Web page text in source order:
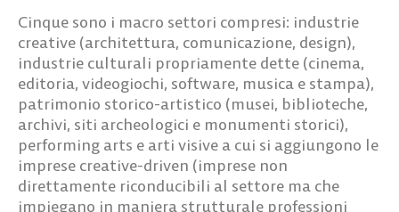
Cinque sono i macro settori compresi: industrie
creative (architettura, comunicazione, design),
industrie culturali propriamente dette (cinema,
editoria, videogiochi, software, musica e stampa),
patrimonio storico-artistico (musei, biblioteche,
archivi, siti archeologici e monumenti storici),
performing arts e arti visive a cui si aggiungono le
imprese creative-driven (imprese non
direttamente riconducibili al settore ma che
impiegano in maniera strutturale professioni